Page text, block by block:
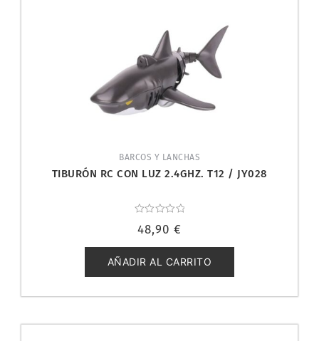
BARCOS Y LANCHAS
TIBURÓN RC CON LUZ 2.4GHZ. T12 / JY028
con
de
5
48,90 €
AÑADIR AL CARRITO